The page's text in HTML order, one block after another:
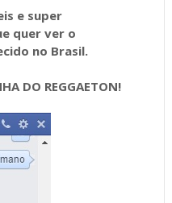
e super
quer ver o
no Brasil.
DO REGGAETON!